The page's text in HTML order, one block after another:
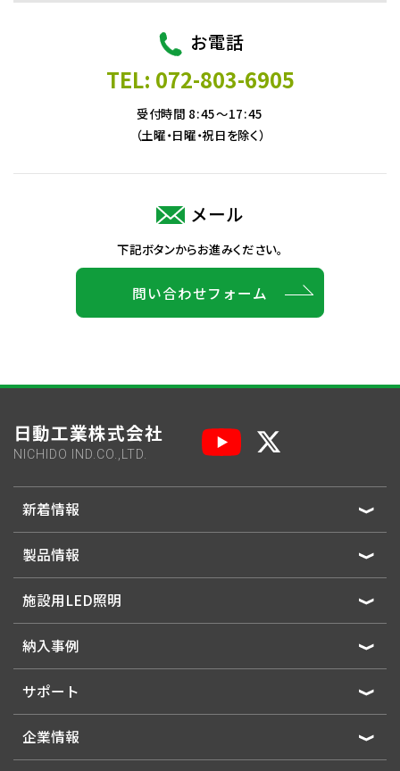
お電話
TEL: 072-803-6905
受付時間 8:45～17:45
（土曜・日曜・祝日を除く）
メール
下記ボタンからお進みください。
問い合わせフォーム
日動工業株式会社
NICHIDO IND.CO.,LTD.
新着情報
製品情報
施設用LED照明
納入事例
サポート
企業情報